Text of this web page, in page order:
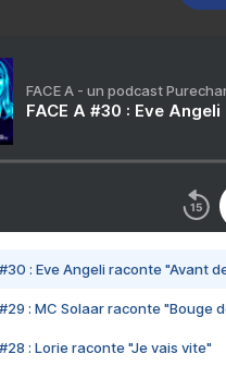
FACE A - un podcast
FACE A #30 : Eve
#30 : Eve Angeli raconte "Avant
#29 : MC Solaar raconte "Bouge
#28 : Lorie raconte "Je vais vite"